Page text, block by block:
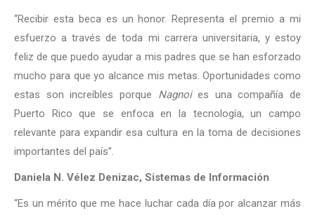
“Recibir esta beca es un honor. Representa el premio a mi
esfuerzo a través de toda mi carrera universitaria, y estoy
feliz de que puedo ayudar a mis padres que se han esforzado
mucho para que yo alcance mis metas. Oportunidades como
estas son increíbles porque Nagnoies una compañía de
Puerto Rico que se enfoca en la tecnología, un campo
relevante para expandir esa cultura en la toma de decisiones
importantes del país”.
Daniela N. Vélez Denizac, Sistemas de Información
“Es un mérito que me hace luchar cada día por alcanzar más